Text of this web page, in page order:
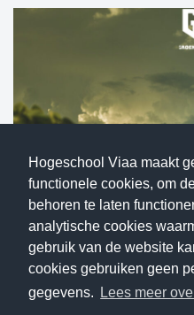
Hogeschool Viaa maakt
functionele cookies, om
behoren te laten
analytische cookies
gebruik van de website
cookies gebruiken geen
gegevens.
Lees meer